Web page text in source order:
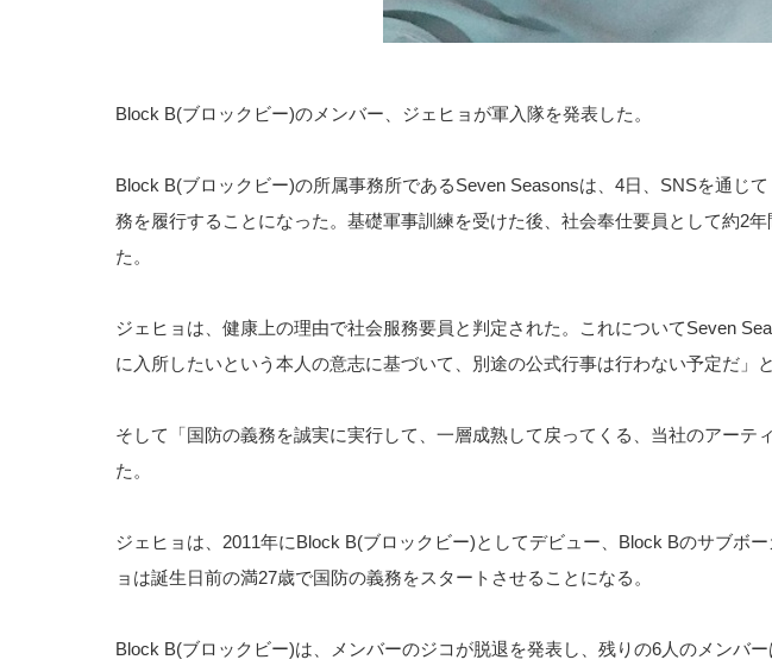
Block B(ブロックビー)のメンバー、ジェヒョが軍入隊を発表した。
Block B(ブロックビー)の所属事務所であるSeven Seasonsは、4日、SNSを通じ
務を履行することになった。基礎軍事訓練を受けた後、社会奉仕要員として約2
た。
ジェヒョは、健康上の理由で社会服務要員と判定された。これについてSeven
に入所したいという本人の意志に基づいて、別途の公式行事は行わない予定だ」と
そして「国防の義務を誠実に実行して、一層成熟して戻ってくる、当社のアーテ
た。
ジェヒョは、2011年にBlock B(ブロックビー)としてデビュー、Block Bのサブボ
ョは誕生日前の満27歳で国防の義務をスタートさせることになる。
Block B(ブロックビー)は、メンバーのジコが脱退を発表し、残りの6人のメンバ